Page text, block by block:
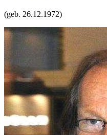
(geb. 26.12.1972)